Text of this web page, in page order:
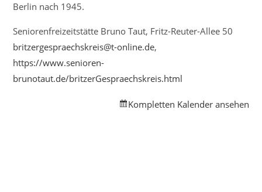
Berlin nach 1945.
Seniorenfreizeitstätte Bruno Taut, Fritz-Reuter-Allee 50
britzergespraechskreis@t-online.de,
https://www.senioren-
brunotaut.de/britzerGespraechskreis.html
Kompletten Kalender ansehen